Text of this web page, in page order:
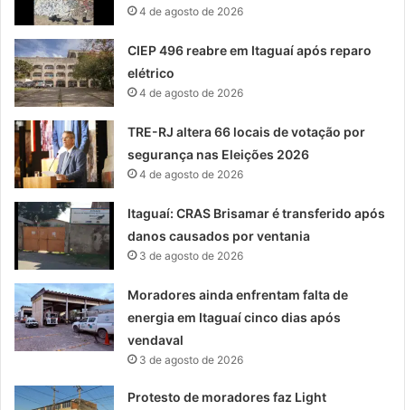
4 de agosto de 2026
CIEP 496 reabre em Itaguaí após reparo
elétrico
4 de agosto de 2026
TRE-RJ altera 66 locais de votação por
segurança nas Eleições 2026
4 de agosto de 2026
Itaguaí: CRAS Brisamar é transferido após
danos causados por ventania
3 de agosto de 2026
Moradores ainda enfrentam falta de
energia em Itaguaí cinco dias após
vendaval
3 de agosto de 2026
Protesto de moradores faz Light